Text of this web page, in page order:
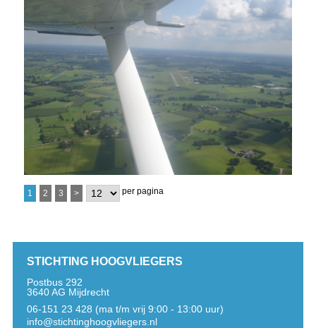
1 2 3 > per pagina
STICHTING HOOGVLIEGERS
Postbus 292
3640 AG Mijdrecht
06-151 23 428 (ma t/m vrij 9:00 - 13:00 uur)
info@stichtinghoogvliegers.nl